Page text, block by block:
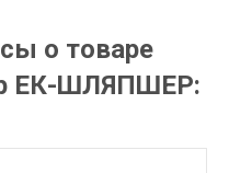
о товаре
ЕК-ШЛЯПШЕР: